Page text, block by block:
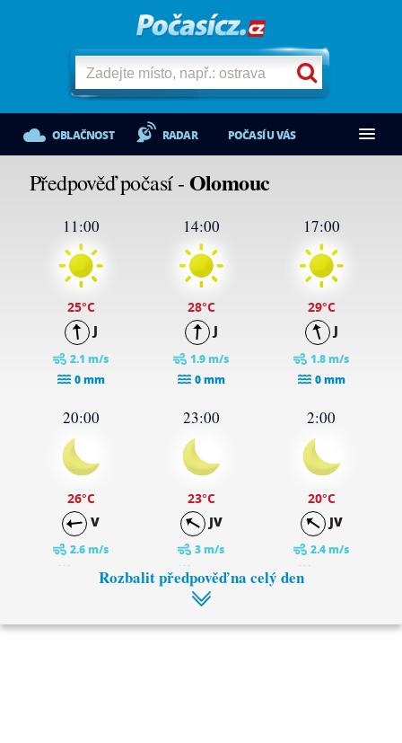
OBLAČNOST RADAR POČASÍ U VÁS
Předpověď počasí -Olomouc
11:00
25°C
J
2.1 m/s
0 mm
14:00
28°C
J
1.9 m/s
0 mm
17:00
29°C
J
1.8 m/s
0 mm
20:00
26°C
V
2.6 m/s
0 mm
23:00
23°C
JV
3 m/s
0 mm
2:00
20°C
JV
2.4 m/s
Rozbalit předpověď na celý den